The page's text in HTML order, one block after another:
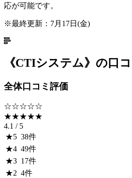
応が可能です。
※最終更新： 7月17日(金)
《CTIシステム》の口
全体口コミ評価
☆☆☆☆☆
★★★★★
4.1 / 5
★5 38件
★4 49件
★3 17件
★2 4件